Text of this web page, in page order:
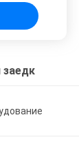
заедк